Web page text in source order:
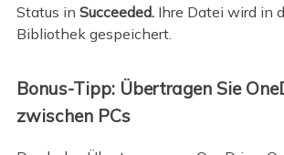
Status in Succeeded.Ihre Datei wird in
Bibliothek gespeichert.
Bonus-Tipp: Übertragen Sie
zwischen PCs